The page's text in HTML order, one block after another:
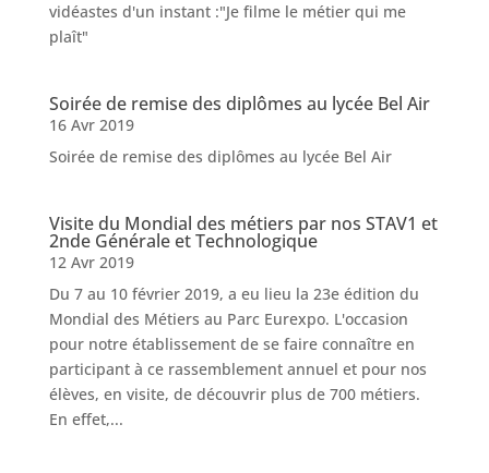
vidéastes d'un instant :"Je filme le métier qui me
plaît"
Soirée de remise des diplômes au lycée Bel Air
16 Avr 2019
Soirée de remise des diplômes au lycée Bel Air
Visite du Mondial des métiers par nos STAV1 et
2nde Générale et Technologique
12 Avr 2019
Du 7 au 10 février 2019, a eu lieu la 23e édition du
Mondial des Métiers au Parc Eurexpo. L'occasion
pour notre établissement de se faire connaître en
participant à ce rassemblement annuel et pour nos
élèves, en visite, de découvrir plus de 700 métiers.
En effet,...